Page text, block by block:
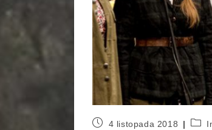
4 listopada 2018